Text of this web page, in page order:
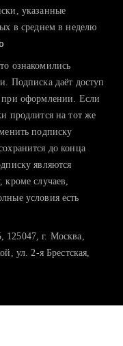
вручную поднимаете
и оценить шансы
указанные
в среднем в неделю
ознакомились
Подписка даёт доступ
при оформлении. Если
продлится на тот же
подписку
до конца
являются
кроме случаев,
условия есть
125047, г. Москва,
ул. 2-я Брестская,